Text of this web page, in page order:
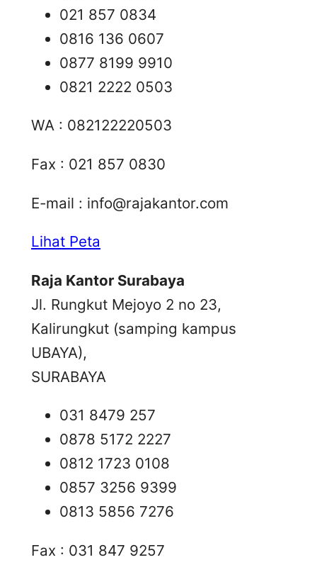
021 857 0834
0816 136 0607
0877 8199 9910
0821 2222 0503
WA : 082122220503
Fax : 021 857 0830
E-mail : info@rajakantor.com
Lihat Peta
Raja Kantor Surabaya
Jl. Rungkut Mejoyo 2 no 23,
Kalirungkut (samping kampus
UBAYA),
SURABAYA
031 8479 257
0878 5172 2227
0812 1723 0108
0857 3256 9399
0813 5856 7276
Fax : 031 847 9257